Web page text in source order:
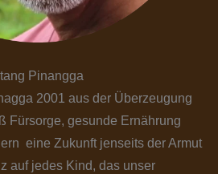
Pinangga
2001 aus der Überzeugung
Fürsorge, gesunde Ernährung
eine Zukunft jenseits der Armut
auf jedes Kind, das unser